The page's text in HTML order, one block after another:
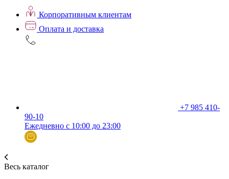
Корпоративным клиентам
Оплата и доставка
+7 985 410-
90-10
Ежедневно с 10:00 до 23:00
Весь каталог